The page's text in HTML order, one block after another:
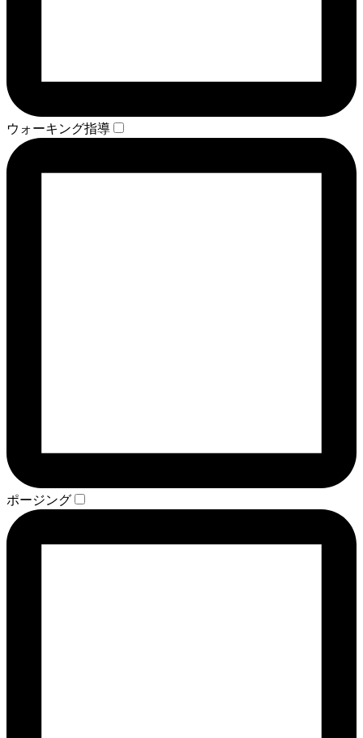
ウォーキング指導
ポージング